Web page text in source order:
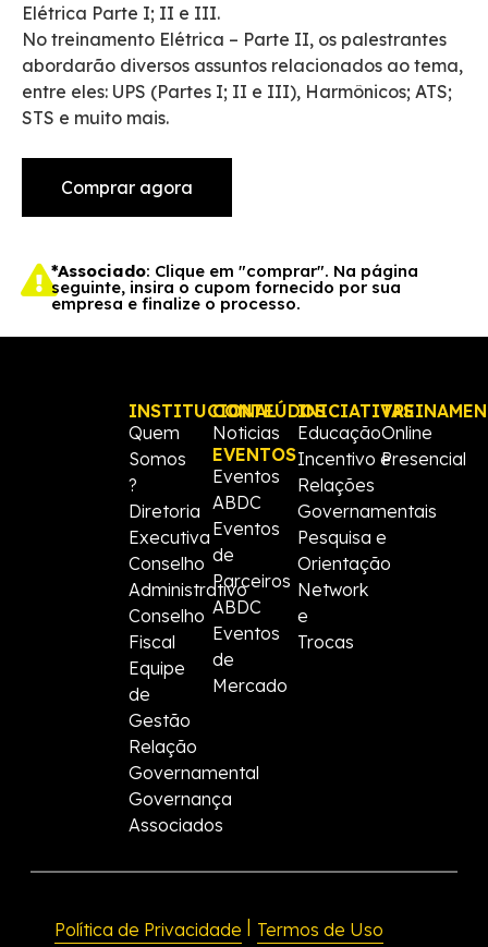
Elétrica Parte I; II e III.
No treinamento Elétrica – Parte II, os palestrantes
abordarão diversos assuntos relacionados ao tema,
entre eles: UPS (Partes I; II e III), Harmônicos; ATS;
STS e muito mais.
Comprar agora
*Associado: Clique em "comprar". Na página
seguinte, insira o cupom fornecido por sua
empresa e finalize o processo.
INSTITUCIONAL
Quem
Somos
?
Diretoria
Executiva
Conselho
Administrativo
Conselho
Fiscal
Equipe
de
Gestão
Relação
Governamental
Governança
Associados
CONTEÚDOS
Noticias
EVENTOS
Eventos
ABDC
Eventos
de
Parceiros
ABDC
Eventos
de
Mercado
INICIATIVAS
Educação
Incentivo e
Relações
Governamentais
Pesquisa e
Orientação
Network
e
Trocas
Online
Presencial
Política de Privacidade | Termos de Uso